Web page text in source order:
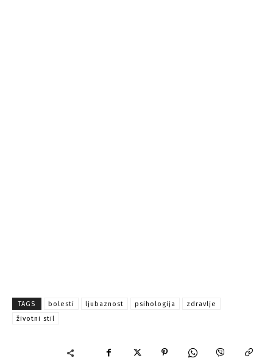
TAGS bolesti ljubaznost psihologija
zdravlje
životni stil